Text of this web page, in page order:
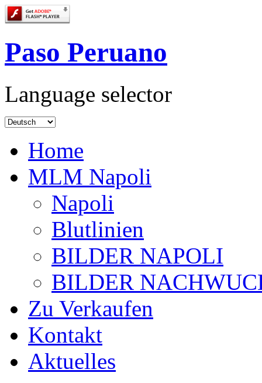
Paso Peruano
Language selector
Home
MLM Napoli
Napoli
Blutlinien
BILDER NAPOLI
BILDER
Zu Verkaufen
Kontakt
Aktuelles